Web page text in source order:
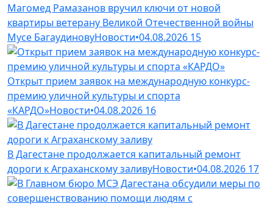
Магомед Рамазанов вручил ключи от новой
квартиры ветерану Великой Отечественной войны
Мусе БагаудиновуНовости•04.08.2026 15
Открыт прием заявок на международную конкурс-
премию уличной культуры и спорта
«КАРДО»Новости•04.08.2026 16
В Дагестане продолжается капитальный ремонт
дороги к Аграханскому заливуНовости•04.08.2026 17